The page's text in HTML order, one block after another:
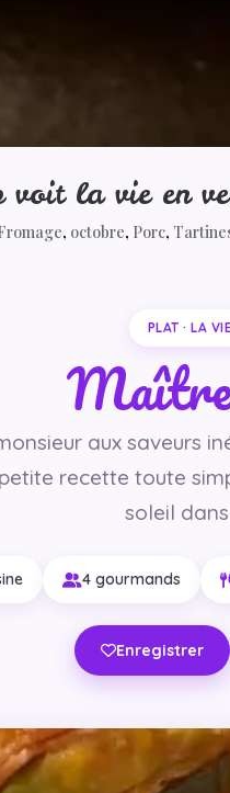
voit la vie en
, octobre, Porc,
PLAT · LA
aux saveurs
recette toute
soleil
4 gourmands
Enregistrer